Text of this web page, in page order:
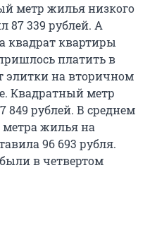
метр жилья низкого
87 339 рублей. А
квадрат квартиры
платить в
элитки на вторичном
Квадратный метр
849 рублей. В среднем
метра жилья на
96 693 рубля.
в четвертом